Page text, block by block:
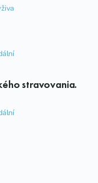
stravovania.